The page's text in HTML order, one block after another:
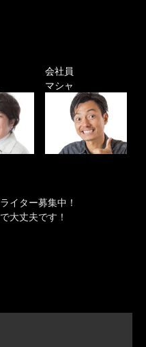
会社員
マシャ
イター募集中！
大丈夫です！